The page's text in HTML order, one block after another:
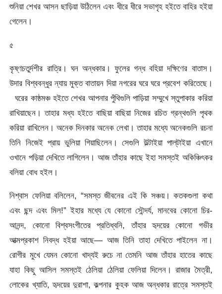
শুনিয়া শেখর আসন ছাড়িয়া উঠিলেন এবং ধীরে ধীরে সভাগৃহ হইতে বাহির হইয়া
গেলেন।
৫
কৃষ্ণচতুর্দশীর রাত্রি। ঘন অন্ধকার। ফুলের গন্ধ বহিয়া দক্ষিণের বাতাস।
উদার বিশ্ববন্ধুর ন্যায় মুক্ত বাতায়ন দিয়া নগরের ঘরে ঘরে প্রবেশ করিতেছে।
ঘরের কাষ্ঠমঞ্চ হইতে শেখর আপনার পুঁথিগুলি পাড়িয়া সম্মুখে স্তুপাকার করিয়া
রাখিয়াছেন। তাহার মধ্য হইতে বাছিয়া বাছিয়া নিজের রচিত গ্রন্থগুলি পৃথক
করিয়া রাখিলেন। অনেক দিনকার অনেক লেখা। তাহার মধ্যে অনেকগুলি রচনা
তিনি নিজেই প্রায় ভুলিয়া গিয়াছিলেন। সেগুলি উল্টাইয়া পাল্‌টাইয়া এখানে
ওখানে পড়িয়া দেখিতে লাগিলেন। আজ তাঁহার কাছে ইহা সমস্তই অকিঞ্চিৎকর
বলিয়া বােধ হইল।
নিশ্বাস ফেলিয়া বলিলেন, “সমস্ত জীবনের এই কি সঞ্চয়। কতকগুলা কথা
এবং ছন্দ এবং মিল!” ইহার মধ্যে যে কোনাে সৌন্দর্য, মানবের কোনাে চির-
আনন্দ, কোনাে বিশ্বসংগীতের প্রতিধ্বনি, তাঁহার হৃদয়ের কোনাে গভীর
আত্মপ্রকাশ নিবদ্ধ হইয়া আছে— আজ তিনি তাহা দেখিতে পাইলেন না।
রােগীর মুখে যেমন কোনাে খাদ্যই রুচে না তেমনি আজ তাঁহার হাতের কাছে
যাহা কিছু আসিল সমস্তই ঠেলিয়া ঠেলিয়া ফেলিয়া দিলেন। রাজার মৈত্রী,
লােকের খ্যাতি, হৃদয়ের দুরাশা, কল্পনার কুহক আজ অন্ধকার রাত্রে সমস্তই